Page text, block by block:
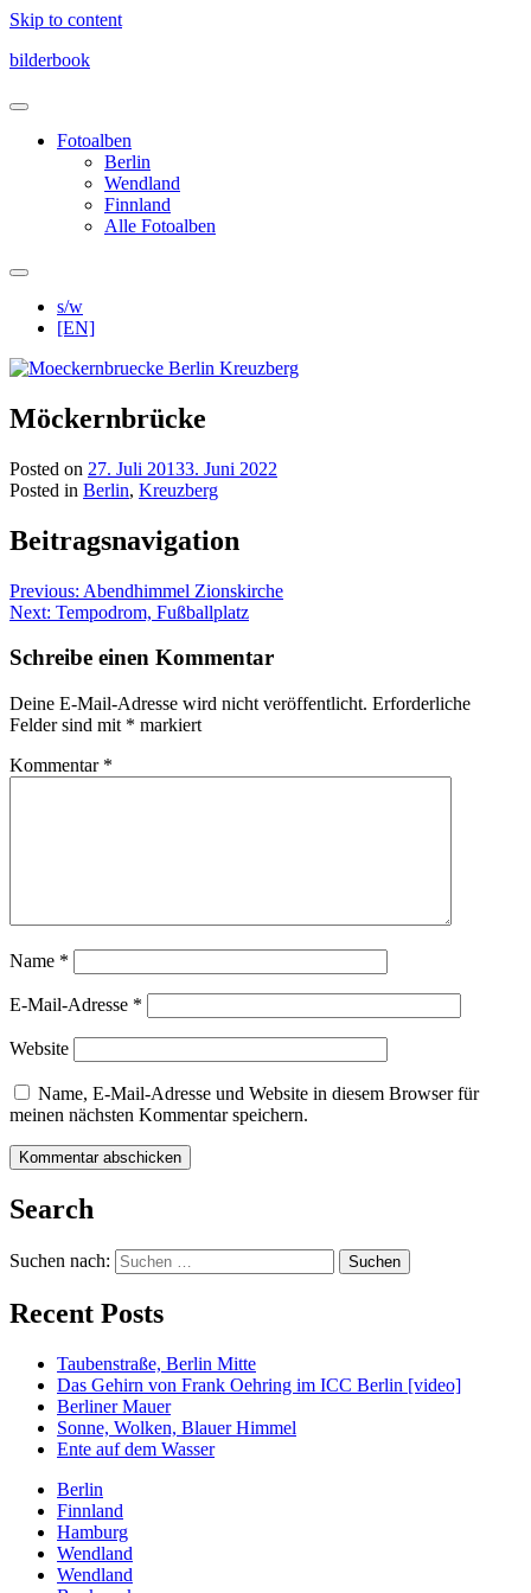
Skip to content
bilderbook
Fotoalben
Berlin
Wendland
Finnland
Alle Fotoalben
s/w
[EN]
Möckernbrücke
Posted on 27. Juli 20133. Juni 2022
Posted in Berlin, Kreuzberg
Beitragsnavigation
Previous: Abendhimmel Zionskirche
Next: Tempodrom, Fußballplatz
Schreibe einen Kommentar
Deine E-Mail-Adresse wird nicht veröffentlicht. Erforderliche
Felder sind mit * markiert
Kommentar *
Name *
E-Mail-Adresse *
Website
Name, E-Mail-Adresse und Website in diesem Browser für
meinen nächsten Kommentar speichern.
Search
Suchen nach:
Recent Posts
Taubenstraße, Berlin Mitte
Das Gehirn von Frank Oehring im ICC Berlin [video]
Berliner Mauer
Sonne, Wolken, Blauer Himmel
Ente auf dem Wasser
Berlin
Finnland
Hamburg
Wendland
Wendland